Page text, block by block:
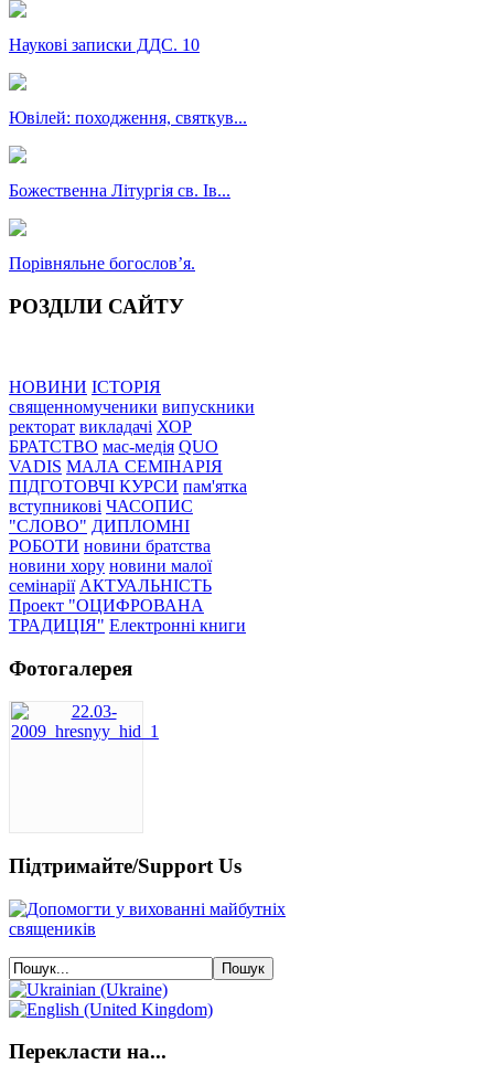
Наукові записки ДДС. 10
Ювілей: походження, святкув...
Божественна Літургія св. Ів...
Порівняльне богословʼя.
РОЗДІЛИ САЙТУ
НОВИНИ ІСТОРІЯ
священномученики випускники
ректорат викладачі ХОР
БРАТСТВО мас-медія QUO
VADIS МАЛА СЕМІНАРІЯ
ПІДГОТОВЧІ КУРСИ пам'ятка
вступникові ЧАСОПИС
"СЛОВО" ДИПЛОМНІ
РОБОТИ новини братства
новини хору новини малої
семінарії АКТУАЛЬНІСТЬ
Проект "ОЦИФРОВАНА
ТРАДИЦІЯ" Електронні книги
Фотогалерея
Підтримайте/Support Us
Перекласти на...